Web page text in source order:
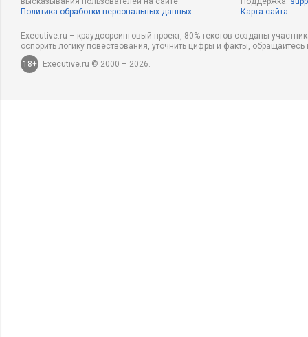
Политика обработки персональных данных
Карта сайта
Executive.ru – краудсорсинговый проект, 80% текстов созданы
оспорить логику повествования, уточнить цифры и факты,
18+
Executive.ru © 2000 – 2026.